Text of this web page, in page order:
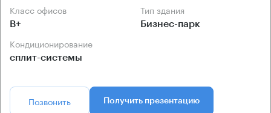
Класс офисов
B+
Тип здания
Бизнес-парк
Кондиционирование
сплит-системы
Позвонить Получить презентацию